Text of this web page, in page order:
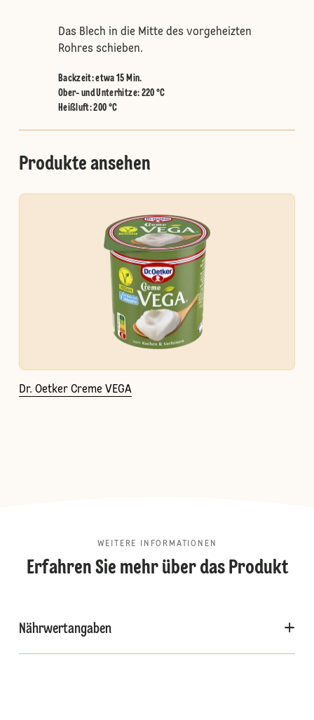
Das Blech in die Mitte des vorgeheizten
Rohres schieben.
Backzeit: etwa 15 Min.
Ober- und Unterhitze: 220 °C
Heißluft:200 °C
Produkte ansehen
Dr. Oetker Creme VEGA
WEITERE INFORMATIONEN
Erfahren Sie mehr über das Produkt
Nährwertangaben